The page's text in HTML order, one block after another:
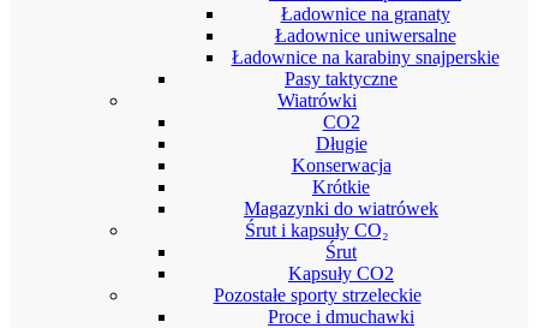
Ładownice na granaty
Ładownice uniwersalne
Ładownice na karabiny snajperskie
Pasy taktyczne
Wiatrówki
CO2
Długie
Konserwacja
Krótkie
Magazynki do wiatrówek
Śrut i kapsuły CO₂
Śrut
Kapsuły CO2
Pozostałe sporty strzeleckie
Proce i dmuchawki